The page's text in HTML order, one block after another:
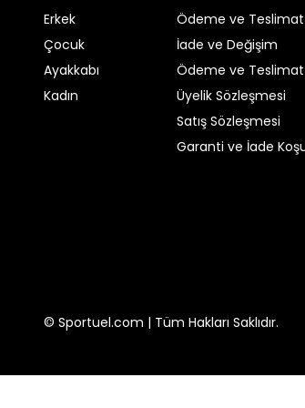
Kadın Eşofman Altı Seçerken Nelere
1. Kumaş Kalitesi
Pamuklu kumaşlar:Cilt dostudur,
Polyester ve elastan karışımları:
Soğuk havalarda
Hem iç hem dış
Pastel renkler özellikle yaz aylarında
Erkek
Çocuk
Ayakkabı
Kadın
Ödeme ve Teslimat
İade ve Değişim
Ödeme ve Teslimat
Üyelik Sözleşmesi
Satış Sözleşmesi
Garanti ve İade
© Sportuel.com | Tüm Hakları Saklıdır.